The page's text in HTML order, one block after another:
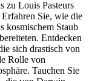
zu Louis Pasteurs
Sie, wie die
kosmischem Staub
Entdecken
sich drastisch von
Rolle von
Tauchen Sie